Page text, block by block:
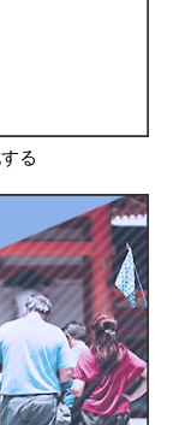
る